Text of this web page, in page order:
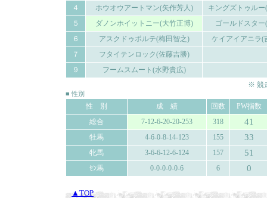
４
ホウオウアートマン(矢作芳人)
キングズトゥル
５
ダノンホイットニー(大竹正博)
ゴールドスター
６
アスクドゥポルテ(梅田智之)
ケイアイアニラ(
７
フタイテンロック(佐藤吉勝)
９
フームスムート(水野貴広)
※ 競
■ 性別
性 別 成 績 回数
PW指数
総合
7-12-6-20-20-253 318 41
牡馬 4-6-0-8-14-123 155 33
牝馬 3-6-6-12-6-124 157 51
ｾﾝ馬 0-0-0-0-0-6 6 0
▲TOP